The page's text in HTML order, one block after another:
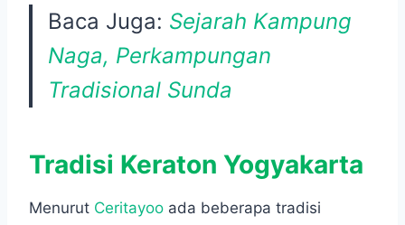
Baca Juga: Sejarah Kampung
Naga, Perkampungan
Tradisional Sunda
Tradisi Keraton Yogyakarta
Menurut Ceritayoo ada beberapa tradisi